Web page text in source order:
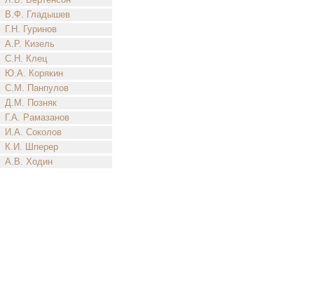
В.Ф. Гладышев
Г.Н. Гуринов
А.Р. Кизель
С.Н. Клец
Ю.А. Корякин
С.М. Панпулов
Д.М. Позняк
Г.А. Рамазанов
И.А. Соколов
К.И. Шперер
А.В. Ходин